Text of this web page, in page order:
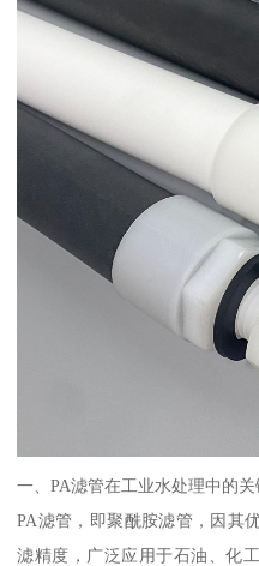
一、PA滤管在工业水处理中的关
PA滤管，即聚酰胺滤管，因其
滤精度，广泛应用于石油、化